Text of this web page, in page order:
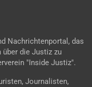
Nachrichtenportal, das
die Justiz zu
"Inside Justiz".
Journalisten,